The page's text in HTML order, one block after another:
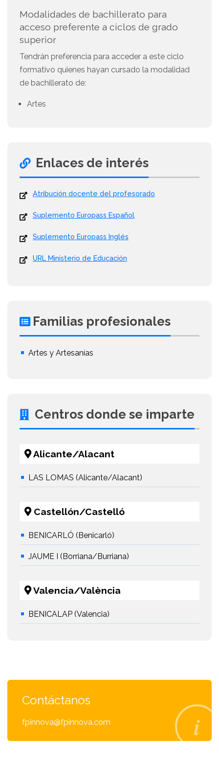
Modalidades de bachillerato para
acceso preferente a ciclos de grado
superior
Tendrán preferencia para acceder a este ciclo
formativo quienes hayan cursado la modalidad
de bachillerato de:
Artes
Enlaces de interés
Atribución docente del profesorado
Suplemento Europass Español
Suplemento Europass Inglés
URL Ministerio de Educación
Familias profesionales
Artes y Artesanías
Centros donde se imparte
Alicante/Alacant
LAS LOMAS (Alicante/Alacant)
Castellón/Castelló
BENICARLÓ (Benicarló)
JAUME I (Borriana/Burriana)
Valencia/València
BENICALAP (Valencia)
Contáctanos
fpinnova@fpinnova.com